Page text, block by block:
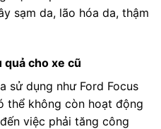
sạm da, lão hóa da, thậm
quả cho xe cũ
sử dụng như Ford Focus
thể không còn hoạt động
việc phải tăng công